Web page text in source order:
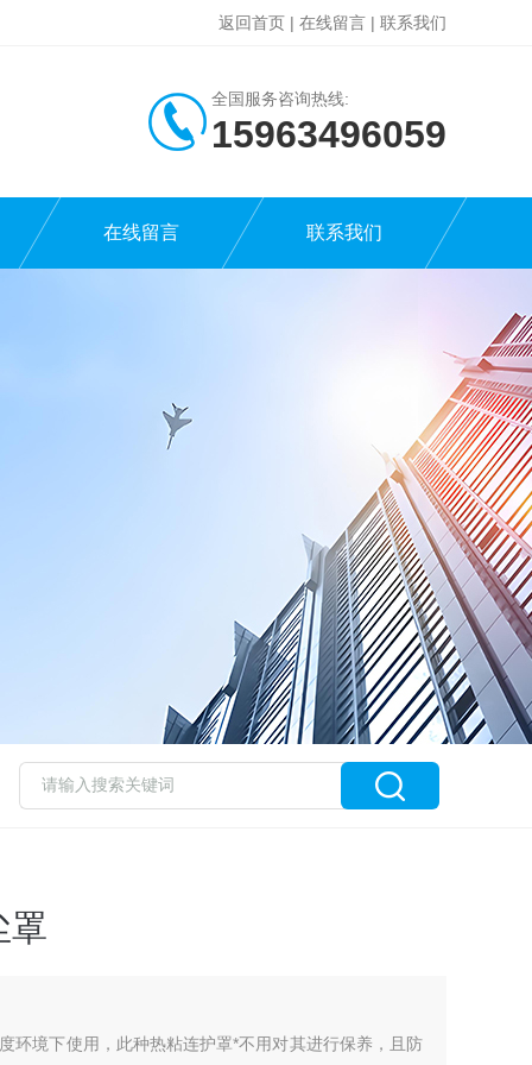
返回首页 | 在线留言 | 联系我们
全国服务咨询热线:
15963496059
在线留言 联系我们
罩
环境下使用，此种热粘连护罩*不用对其进行保养，且防